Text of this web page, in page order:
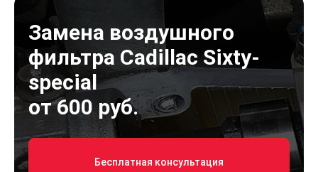
Замена воздушного
фильтра Cadillac Sixty-
special
от 600 руб.
Бесплатная консультация